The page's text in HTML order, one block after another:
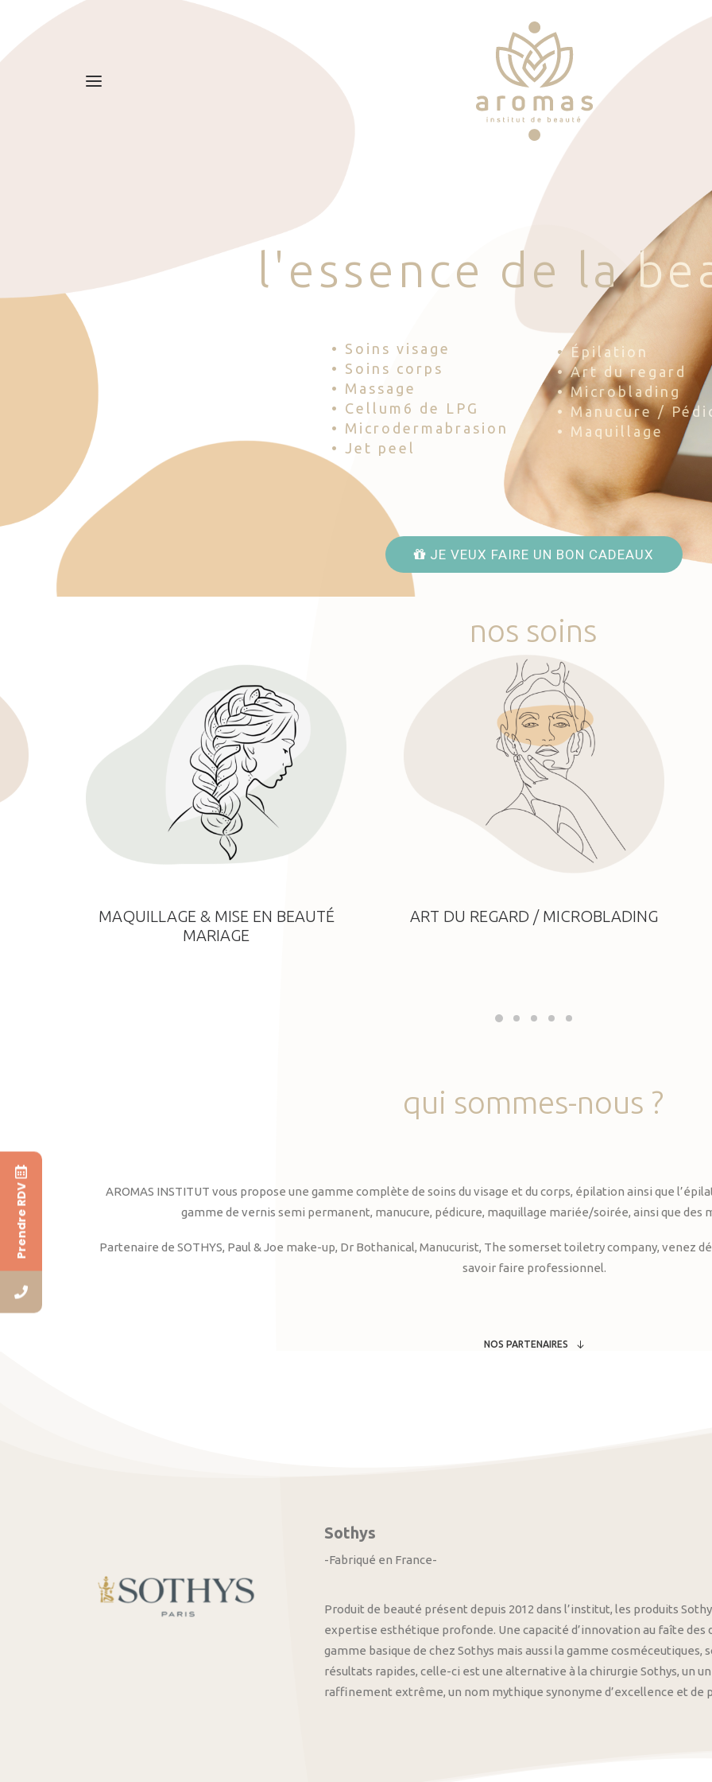
l 'esse nce d e la be
• Soins visage
• Soins corps
• Massage
• Cellum6 de LPG
• Microdermabrasion
• Jet peel
• Épilation
• Art du regard
• Microblading
• Manucure /
• Maquillage
JE VEUX FAIRE UN BON CADEAUX
nos soins
MAQUILLAGE & MISE EN BEAUTÉ
MARIAGE
ART DU REGARD / MICROBLADING
qui sommes-nous ?
AROMAS INSTITUT vous propose une gamme complète de soins du visage et du corps, épilation ainsi que
gamme de vernis semi permanent, manucure, pédicure, maquillage mariée/soirée, ainsi que des
Partenaire de SOTHYS, Paul & Joe make-up, Dr Bothanical, Manucurist, The somerset toiletry company, venez
savoir faire professionnel.
NOS PARTENAIRES
Sothys
-Fabriqué en France-
Produit de beauté présent depuis 2012 dans l’institut, les produits
expertise esthétique profonde. Une capacité d’innovation au faîte
gamme basique de chez Sothys mais aussi la gamme
résultats rapides, celle-ci est une alternative à la chirurgie Sothys, un
raffinement extrême, un nom mythique synonyme d’excellence et de
Prendre RDV